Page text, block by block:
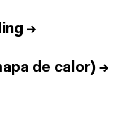
→
de calor) →